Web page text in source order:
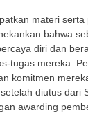
materi
bahwa
diri dan
tugas mereka.
komitmen
diutus dari
awarding